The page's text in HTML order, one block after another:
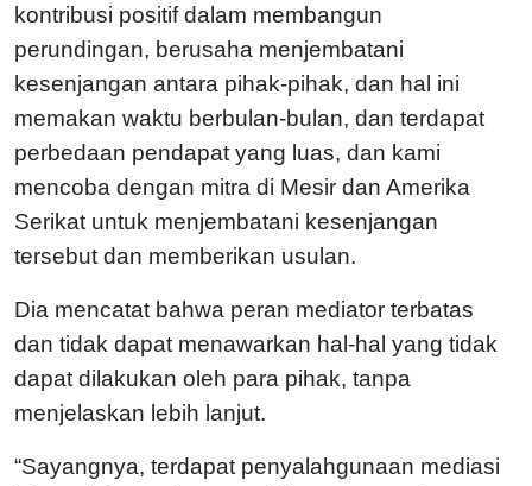
kontribusi positif dalam membangun
perundingan, berusaha menjembatani
kesenjangan antara pihak-pihak, dan hal ini
memakan waktu berbulan-bulan, dan terdapat
perbedaan pendapat yang luas, dan kami
mencoba dengan mitra di Mesir dan Amerika
Serikat untuk menjembatani kesenjangan
tersebut dan memberikan usulan.
Dia mencatat bahwa peran mediator terbatas
dan tidak dapat menawarkan hal-hal yang tidak
dapat dilakukan oleh para pihak, tanpa
menjelaskan lebih lanjut.
“Sayangnya, terdapat penyalahgunaan mediasi